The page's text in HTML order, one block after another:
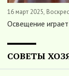
16 март 2025,
Освещение
СОВЕТЫ